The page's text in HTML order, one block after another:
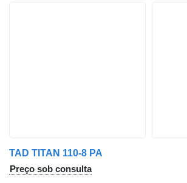
TAD TITAN 110-8 PA
Preço sob consulta